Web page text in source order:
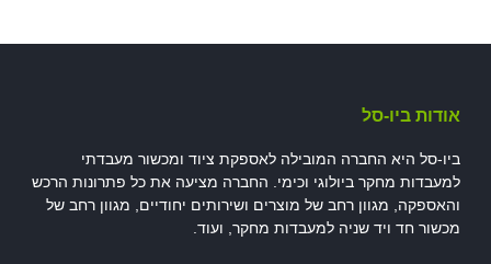
אודות ביו-סל
ביו-סל היא החברה המובילה לאספקת ציוד ומכשור מעבדתי
למעבדות מחקר ביולוגי וכימי. החברה מציעה את כל פתרונות הרכש
והאספקה, מגוון רחב של מוצרים ושירותים יחודיים, מגוון רחב של
מכשור חד ויד שניה למעבדות מחקר, ועוד.